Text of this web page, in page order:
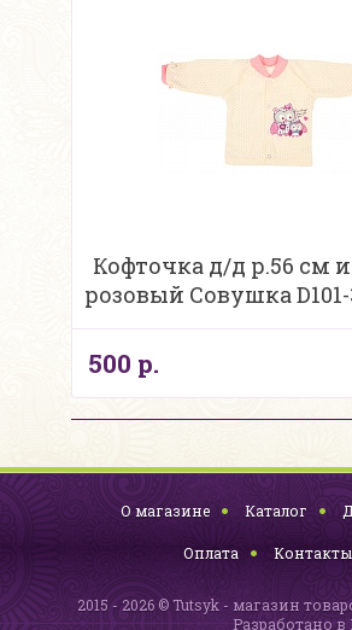
Кофточка д/д р.56 см
розовый Совушка
500 р.
О магазине Каталог
Оплата Контакты
2015 - 2026 © Tutsyk - магазин
Разработано в